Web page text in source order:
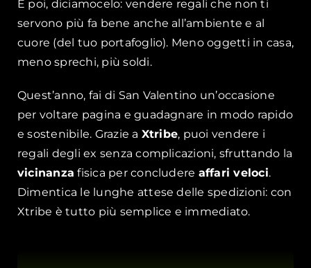
E poi, diciamocelo: vendere regali che non ti
servono più fa bene anche all’ambiente e al
cuore (del tuo portafoglio). Meno oggetti in casa,
meno sprechi, più soldi.
Quest’anno, fai di San Valentino un’occasione
per voltare pagina e guadagnare in modo rapido
e sostenibile. Grazie a Xtribe, puoi vendere i
regali degli ex senza complicazioni, sfruttando la
vicinanza fisica per concludere affari veloci.
Dimentica le lunghe attese delle spedizioni: con
Xtribe è tutto più semplice e immediato.